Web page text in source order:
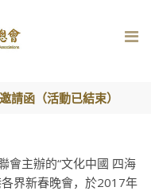
請函（活動已結束）
會主辦的“文化中國 四海
界新春晚會，於2017年